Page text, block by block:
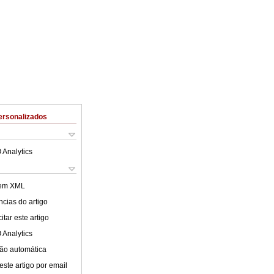
Analytics
XML
do artigo
este artigo
Analytics
automática
artigo por email